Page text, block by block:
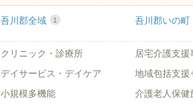
吾川郡全域 1 吾川郡いの町
クリニック・診療所 居宅介護支援
デイサービス・デイケア 地域包括支援
小規模多機能 介護老人保健